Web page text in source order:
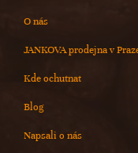
O nás
JANKOVA prodejna v
Kde ochutnat
Blog
Napsali o nás